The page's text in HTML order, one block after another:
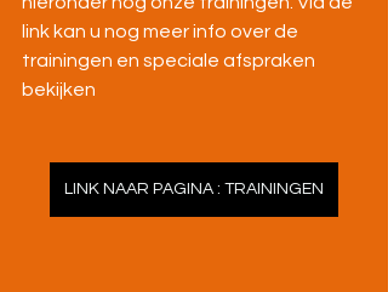
link kan u nog meer info over de
trainingen en speciale afspraken
bekijken
LINK NAAR PAGINA : TRAININGEN